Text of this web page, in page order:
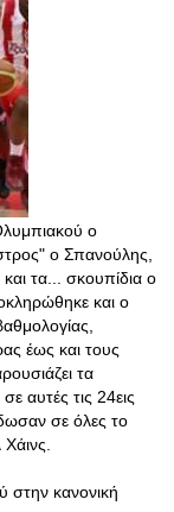
ο
ο Σπανούλης,
τα... σκουπίδια ο
και ο
έως και τους
τα
αυτές τις 24εις
σε όλες το
στην κανονική